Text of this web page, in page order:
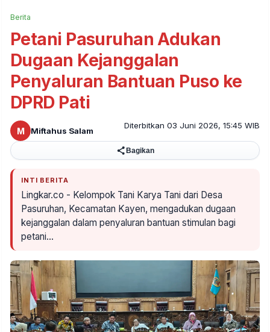
Berita
Petani Pasuruhan Adukan
Dugaan Kejanggalan
Penyaluran Bantuan Puso ke
DPRD Pati
M Miftahus Salam
Diterbitkan 03 Juni 2026, 15:45 WIB
Bagikan
INTI BERITA
Lingkar.co - Kelompok Tani Karya Tani dari Desa
Pasuruhan, Kecamatan Kayen, mengadukan dugaan
kejanggalan dalam penyaluran bantuan stimulan bagi
petani…